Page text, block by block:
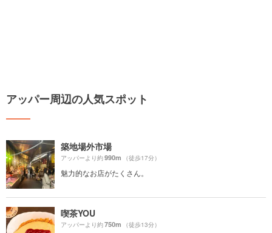
アッパー周辺の人気スポット
築地場外市場
アッパーより約990m （徒歩17分）
魅力的なお店がたくさん。
喫茶YOU
アッパーより約750m （徒歩13分）